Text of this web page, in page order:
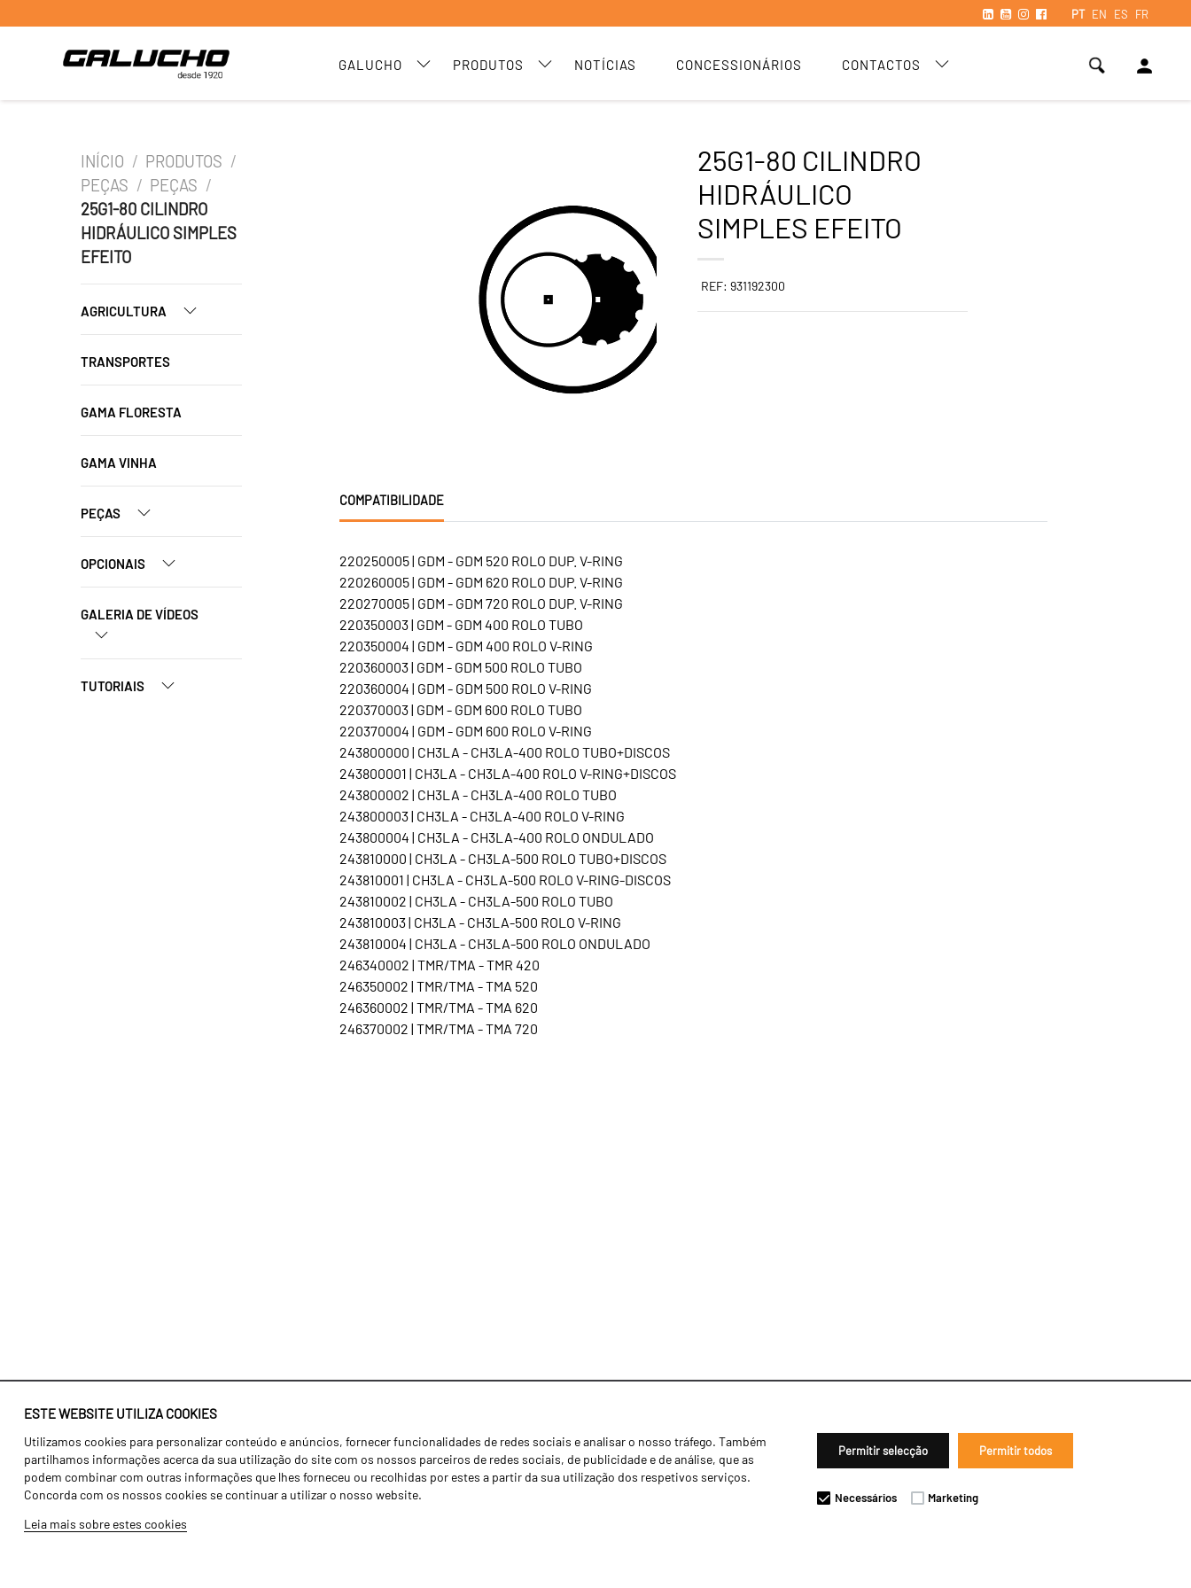
PT EN ES FR
GALUCHO PRODUTOS NOTÍCIAS CONCESSIONÁRIOS CONTACTOS person
ESTE WEBSITE UTILIZA COOKIES
Utilizamos cookies para personalizar conteúdo e anúncios, fornecer funcionalidades de redes sociais e analisar o nosso tráfego. Também
partilhamos informações acerca da sua utilização do site com os nossos parceiros de redes sociais, de publicidade e de análise, que as
podem combinar com outras informações que lhes forneceu ou recolhidas por estes a partir da sua utilização dos respetivos serviços.
Concorda com os nossos cookies se continuar a utilizar o nosso website.
Leia mais sobre estes cookies
Permitir selecção Permitir todos
Necessários Marketing
INÍCIO / PRODUTOS /
PEÇAS / PEÇAS /
25G1-80 CILINDRO
HIDRÁULICO SIMPLES
EFEITO
AGRICULTURA
TRANSPORTES
GAMA FLORESTA
GAMA VINHA
PEÇAS
OPCIONAIS
GALERIA DE VÍDEOS
TUTORIAIS
25G1-80 CILINDRO
HIDRÁULICO
SIMPLES EFEITO
REF: 931192300
COMPATIBILIDADE
220250005 | GDM - GDM 520 ROLO DUP. V-RING
220260005 | GDM - GDM 620 ROLO DUP. V-RING
220270005 | GDM - GDM 720 ROLO DUP. V-RING
220350003 | GDM - GDM 400 ROLO TUBO
220350004 | GDM - GDM 400 ROLO V-RING
220360003 | GDM - GDM 500 ROLO TUBO
220360004 | GDM - GDM 500 ROLO V-RING
220370003 | GDM - GDM 600 ROLO TUBO
220370004 | GDM - GDM 600 ROLO V-RING
243800000 | CH3LA - CH3LA-400 ROLO TUBO+DISCOS
243800001 | CH3LA - CH3LA-400 ROLO V-RING+DISCOS
243800002 | CH3LA - CH3LA-400 ROLO TUBO
243800003 | CH3LA - CH3LA-400 ROLO V-RING
243800004 | CH3LA - CH3LA-400 ROLO ONDULADO
243810000 | CH3LA - CH3LA-500 ROLO TUBO+DISCOS
243810001 | CH3LA - CH3LA-500 ROLO V-RING-DISCOS
243810002 | CH3LA - CH3LA-500 ROLO TUBO
243810003 | CH3LA - CH3LA-500 ROLO V-RING
243810004 | CH3LA - CH3LA-500 ROLO ONDULADO
246340002 | TMR/TMA - TMR 420
246350002 | TMR/TMA - TMA 520
246360002 | TMR/TMA - TMA 620
246370002 | TMR/TMA - TMA 720
Identidade
História
Fábrica / Produção
Recursos Humanos
Agricultura
Transportes
Gama Floresta
Notícias
Concessionários